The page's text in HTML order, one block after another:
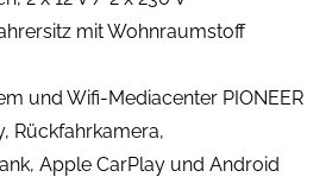
mit Wohnraumstoff
und Wifi-Mediacenter PIONEER
Rückfahrkamera,
Apple CarPlay und Android